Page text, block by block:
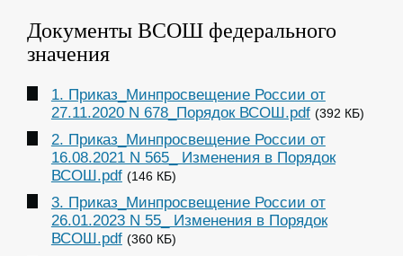
Документы ВСОШ федерального
значения
1. Приказ_Минпросвещение России от
27.11.2020 N 678_Порядок ВСОШ.pdf (392 КБ)
2. Приказ_Минпросвещение России от
16.08.2021 N 565_ Изменения в Порядок
ВСОШ.pdf (146 КБ)
3. Приказ_Минпросвещение России от
26.01.2023 N 55_ Изменения в Порядок
ВСОШ.pdf (360 КБ)